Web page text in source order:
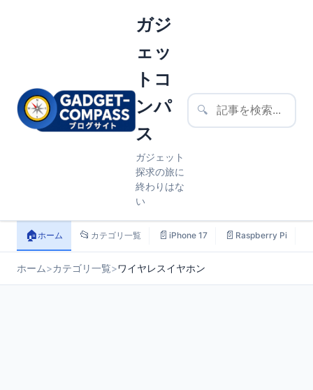
ガジ
ェッ
トコ
ンパ
ス
ガジェット
探求の旅に
終わりはな
い
🔍
🏠ホーム 📂 カテゴリ一覧 📄 iPhone 17 📄 Raspberry Pi
ホーム>カテゴリ一覧>ワイヤレスイヤホン